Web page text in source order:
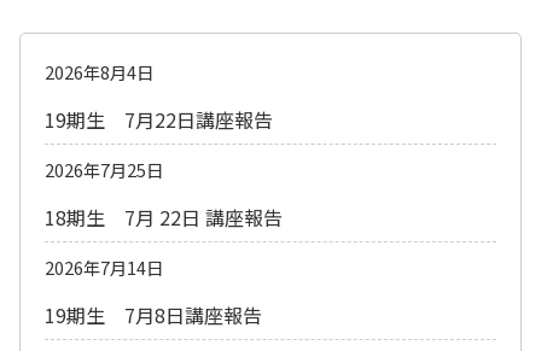
2026年8月4日
19期生 7月22日講座報告
2026年7月25日
18期生 7月 22日 講座報告
2026年7月14日
19期生 7月8日講座報告